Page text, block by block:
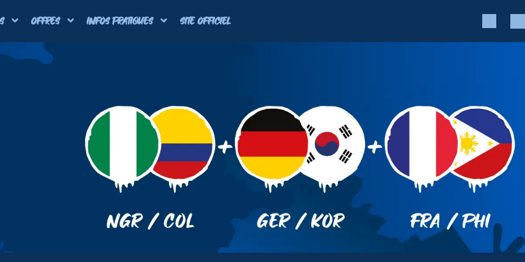
OFFRES INFOS PRATIQUES SITE OFFICIEL